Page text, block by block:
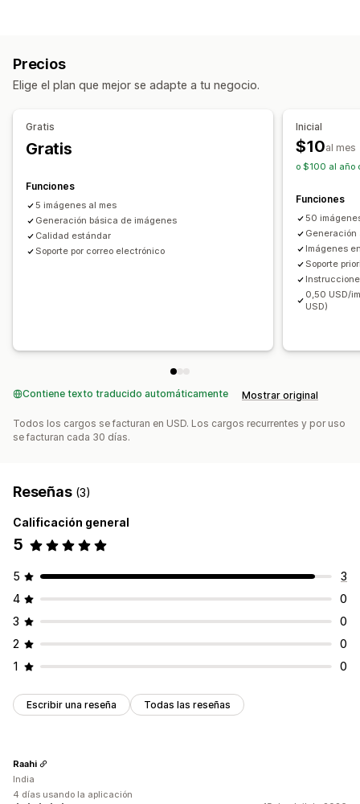
Generación de IA
Llenado generativo
Precios
Elige el plan que mejor se adapte a tu negocio.
Gratis
Gratis
Funciones
5 imágenes al mes
Generación básica de imágenes
Calidad estándar
Soporte por correo electrónico
Inicial
$10al mes
o $100 al año
Funciones
50
Generación
Imágenes
Soporte
0,50 USD/
USD)
Contiene texto traducido automáticamente Mostrar original
Todos los cargos se facturan en USD. Los cargos recurrentes y por uso
se facturan cada 30 días.
Reseñas (3)
Calificación general
5
5
3
4
0
3
0
2
0
1
0
Escribir una reseña Todas las reseñas
Raahi
India
4 días usando la aplicación